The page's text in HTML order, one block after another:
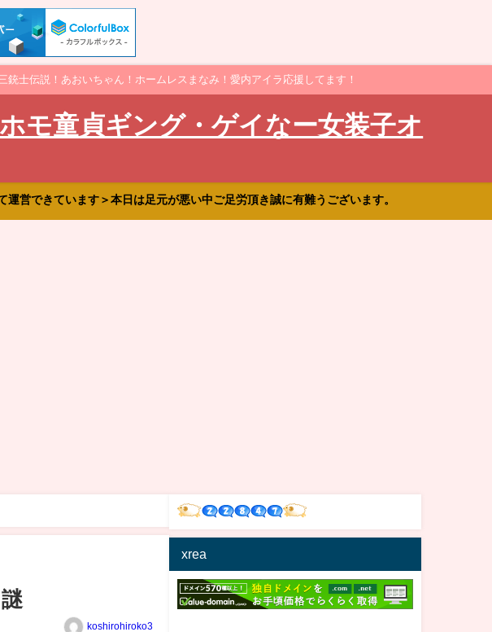
士伝説！あおいちゃん！ホームレスまなみ！愛内アイラ応援してます！
モ童貞ギング・ゲイなー女装子オ
営できています＞本日は足元が悪い中ご足労頂き誠に有難うございます。
koshirohiroko3
xrea